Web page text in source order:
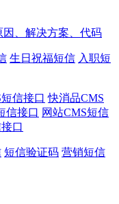
、解决方案、代码
生日祝福短信 入职短
信接口 快消品CMS
信接口 网站CMS短信
口
短信验证码 营销短信